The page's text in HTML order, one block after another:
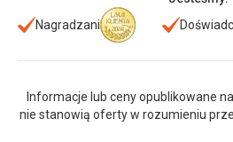
Nagradzani
Informacje lub ceny opublikowane
nie stanowią oferty w rozumieniu